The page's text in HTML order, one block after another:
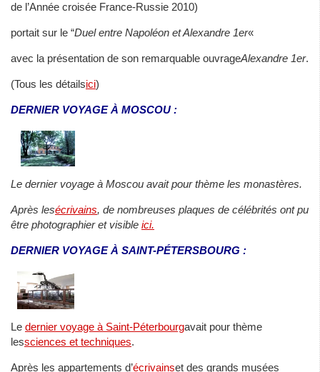
de l’Année croisée France-Russie 2010)
portait sur le “Duel entre Napoléon et Alexandre 1er«
avec la présentation de son remarquable ouvrageAlexandre 1er.
(Tous les détailsici)
DERNIER VOYAGE À MOSCOU :
Le dernier voyage à Moscou avait pour thème les monastères.
Après lesécrivains, de nombreuses plaques de célébrités ont pu
être photographier et visible ici.
DERNIER VOYAGE À SAINT-PÉTERSBOURG :
Le dernier voyage à Saint-Péterbourgavait pour thème
lessciences et techniques.
Après les appartements d’écrivainset des grands musées